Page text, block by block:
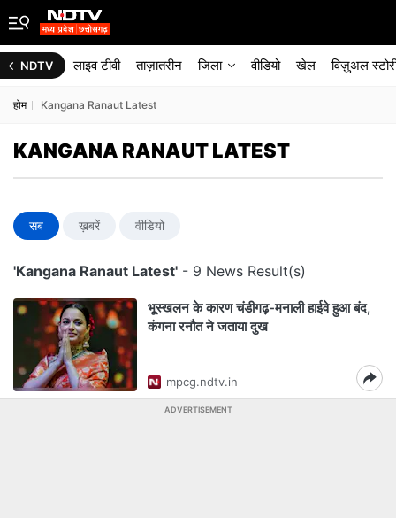
NDTV लाइव टीवी ताज़ातरीन जिला वीडियो खेल विज़ुअल
होम Kangana Ranaut Latest
KANGANA RANAUT LATEST
सब ख़बरें वीडियो
'Kangana Ranaut Latest' - 9 News Result(s)
भूस्खलन के कारण चंडीगढ़-मनाली हाईवे हुआ बंद,
कंगना रनौत ने जताया दुख
mpcg.ndtv.in
ADVERTISEMENT